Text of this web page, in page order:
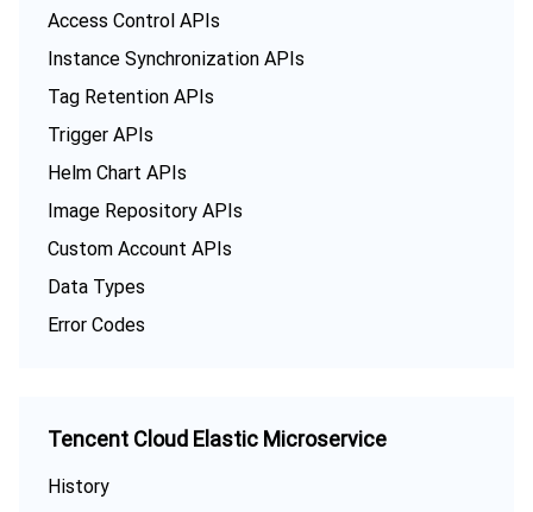
Access Control APIs
Instance Synchronization APIs
Tag Retention APIs
Trigger APIs
Helm Chart APIs
Image Repository APIs
Custom Account APIs
Data Types
Error Codes
Tencent Cloud Elastic Microservice
History